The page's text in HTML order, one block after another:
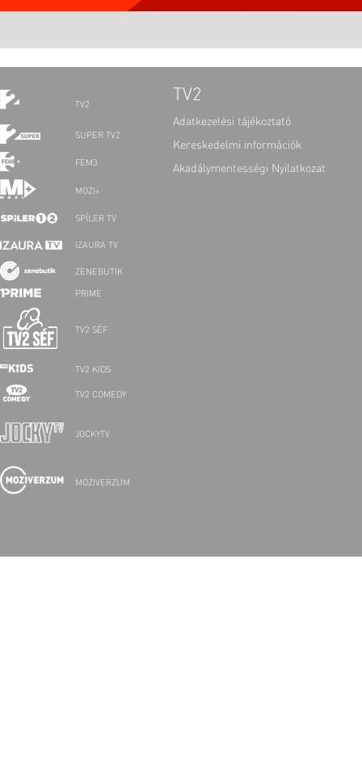
TV2
SUPER TV2
FEM3
MOZI+
SPÍLER TV
IZAURA TV
ZENEBUTIK
PRIME
TV2 SÉF
TV2 KIDS
TV2 COMEDY
JOCKYTV
MOZIVERZUM
TV2
Adatkezelési tájékoztató
Kereskedelmi információk
Akadálymentességi Nyilatkozat